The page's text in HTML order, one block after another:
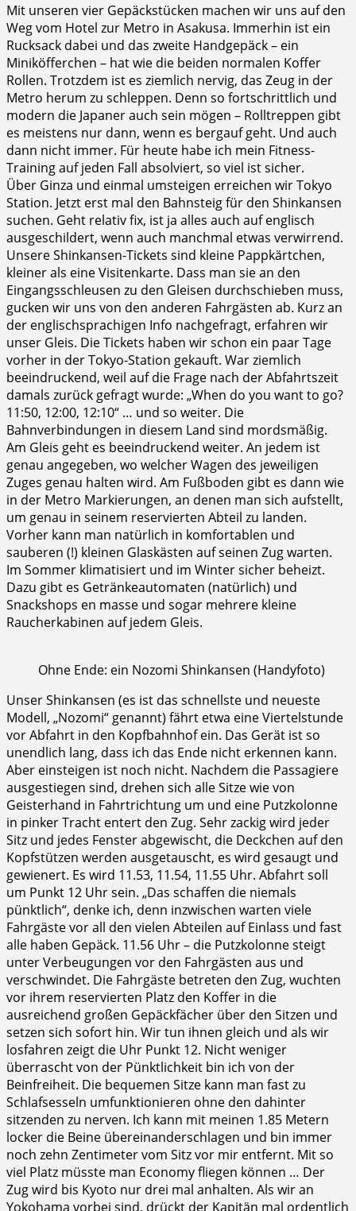
Mit unseren vier Gepäckstücken machen wir uns auf den
Weg vom Hotel zur Metro in Asakusa. Immerhin ist ein
Rucksack dabei und das zweite Handgepäck – ein
Miniköfferchen – hat wie die beiden normalen Koffer
Rollen. Trotzdem ist es ziemlich nervig, das Zeug in der
Metro herum zu schleppen. Denn so fortschrittlich und
modern die Japaner auch sein mögen – Rolltreppen gibt
es meistens nur dann, wenn es bergauf geht. Und auch
dann nicht immer. Für heute habe ich mein Fitness-
Training auf jeden Fall absolviert, so viel ist sicher.
Über Ginza und einmal umsteigen erreichen wir Tokyo
Station. Jetzt erst mal den Bahnsteig für den Shinkansen
suchen. Geht relativ fix, ist ja alles auch auf englisch
ausgeschildert, wenn auch manchmal etwas verwirrend.
Unsere Shinkansen-Tickets sind kleine Pappkärtchen,
kleiner als eine Visitenkarte. Dass man sie an den
Eingangsschleusen zu den Gleisen durchschieben muss,
gucken wir uns von den anderen Fahrgästen ab. Kurz an
der englischsprachigen Info nachgefragt, erfahren wir
unser Gleis. Die Tickets haben wir schon ein paar Tage
vorher in der Tokyo-Station gekauft. War ziemlich
beeindruckend, weil auf die Frage nach der Abfahrtszeit
damals zurück gefragt wurde: „When do you want to go?
11:50, 12:00, 12:10“ … und so weiter. Die
Bahnverbindungen in diesem Land sind mordsmäßig.
Am Gleis geht es beeindruckend weiter. An jedem ist
genau angegeben, wo welcher Wagen des jeweiligen
Zuges genau halten wird. Am Fußboden gibt es dann wie
in der Metro Markierungen, an denen man sich aufstellt,
um genau in seinem reservierten Abteil zu landen.
Vorher kann man natürlich in komfortablen und
sauberen (!) kleinen Glaskästen auf seinen Zug warten.
Im Sommer klimatisiert und im Winter sicher beheizt.
Dazu gibt es Getränkeautomaten (natürlich) und
Snackshops en masse und sogar mehrere kleine
Raucherkabinen auf jedem Gleis.
Ohne Ende: ein Nozomi Shinkansen (Handyfoto)
Unser Shinkansen (es ist das schnellste und neueste
Modell, „Nozomi“ genannt) fährt etwa eine Viertelstunde
vor Abfahrt in den Kopfbahnhof ein. Das Gerät ist so
unendlich lang, dass ich das Ende nicht erkennen kann.
Aber einsteigen ist noch nicht. Nachdem die Passagiere
ausgestiegen sind, drehen sich alle Sitze wie von
Geisterhand in Fahrtrichtung um und eine Putzkolonne
in pinker Tracht entert den Zug. Sehr zackig wird jeder
Sitz und jedes Fenster abgewischt, die Deckchen auf den
Kopfstützen werden ausgetauscht, es wird gesaugt und
gewienert. Es wird 11.53, 11.54, 11.55 Uhr. Abfahrt soll
um Punkt 12 Uhr sein. „Das schaffen die niemals
pünktlich“, denke ich, denn inzwischen warten viele
Fahrgäste vor all den vielen Abteilen auf Einlass und fast
alle haben Gepäck. 11.56 Uhr – die Putzkolonne steigt
unter Verbeugungen vor den Fahrgästen aus und
verschwindet. Die Fahrgäste betreten den Zug, wuchten
vor ihrem reservierten Platz den Koffer in die
ausreichend großen Gepäckfächer über den Sitzen und
setzen sich sofort hin. Wir tun ihnen gleich und als wir
losfahren zeigt die Uhr Punkt 12. Nicht weniger
überrascht von der Pünktlichkeit bin ich von der
Beinfreiheit. Die bequemen Sitze kann man fast zu
Schlafsesseln umfunktionieren ohne den dahinter
sitzenden zu nerven. Ich kann mit meinen 1.85 Metern
locker die Beine übereinanderschlagen und bin immer
noch zehn Zentimeter vom Sitz vor mir entfernt. Mit so
viel Platz müsste man Economy fliegen können … Der
Zug wird bis Kyoto nur drei mal anhalten. Als wir an
Yokohama vorbei sind, drückt der Kapitän mal ordentlich